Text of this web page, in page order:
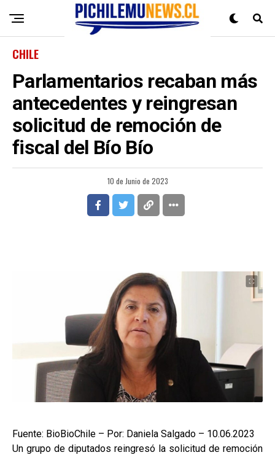
CHILE
Parlamentarios recaban más
antecedentes y reingresan
solicitud de remoción de
fiscal del Bío Bío
10 de Junio de 2023
Fuente: BioBioChile – Por: Daniela Salgado – 10.06.2023
Un grupo de diputados reingresó la solicitud de remoción